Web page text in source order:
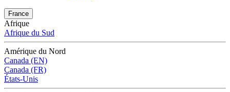
France
Afrique
Afrique du Sud
Amérique du Nord
Canada (EN)
Canada (FR)
États-Unis